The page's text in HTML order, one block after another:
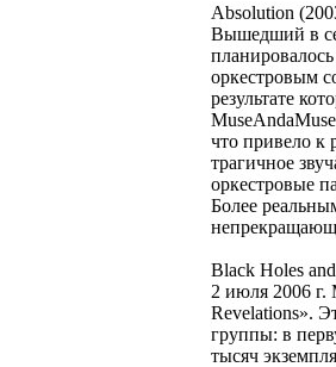
Absolution
Вышедший в
оркестровым
результате
что привело к
трагичное
оркестровые
Более
Black Holes
2 июля 2006 г.
Revelations».
группы: в
тысяч